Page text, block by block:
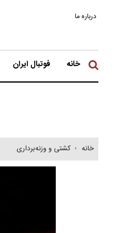
درباره ما
خانه فوتبال ایران
خانه کشتی و وزنه‌برداری